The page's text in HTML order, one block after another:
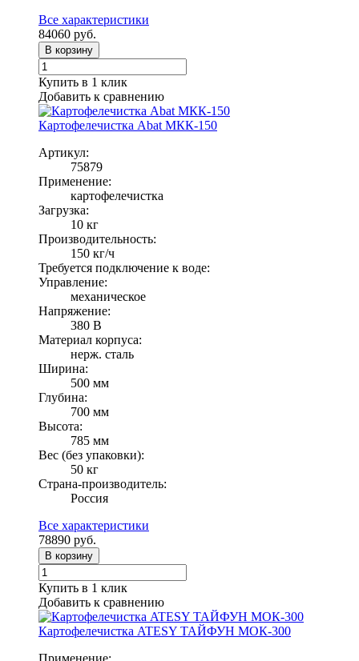
Все характеристики
84060 руб.
В корзину
Купить в 1 клик
Добавить к сравнению
Картофелечистка Abat МКК-150
Артикул:
75879
Применение:
картофелечистка
Загрузка:
10 кг
Производительность:
150 кг/ч
Требуется подключение к воде:
Управление:
механическое
Напряжение:
380 В
Материал корпуса:
нерж. сталь
Ширина:
500 мм
Глубина:
700 мм
Высота:
785 мм
Вес (без упаковки):
50 кг
Страна-производитель:
Россия
Все характеристики
78890 руб.
В корзину
Купить в 1 клик
Добавить к сравнению
Картофелечистка ATESY ТАЙФУН МОК-300
Применение: